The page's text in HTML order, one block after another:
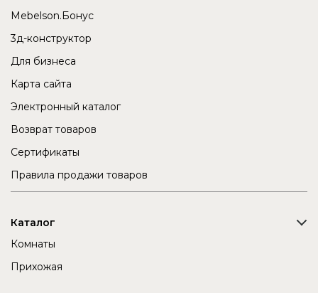
Mebelson.Бонус
3д-конструктор
Для бизнеса
Карта сайта
Электронный каталог
Возврат товаров
Сертификаты
Правила продажи товаров
Каталог
Комнаты
Прихожая